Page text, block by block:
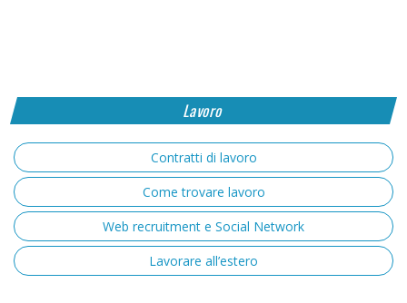
Lavoro
Contratti di lavoro
Come trovare lavoro
Web recruitment e Social Network
Lavorare all’estero